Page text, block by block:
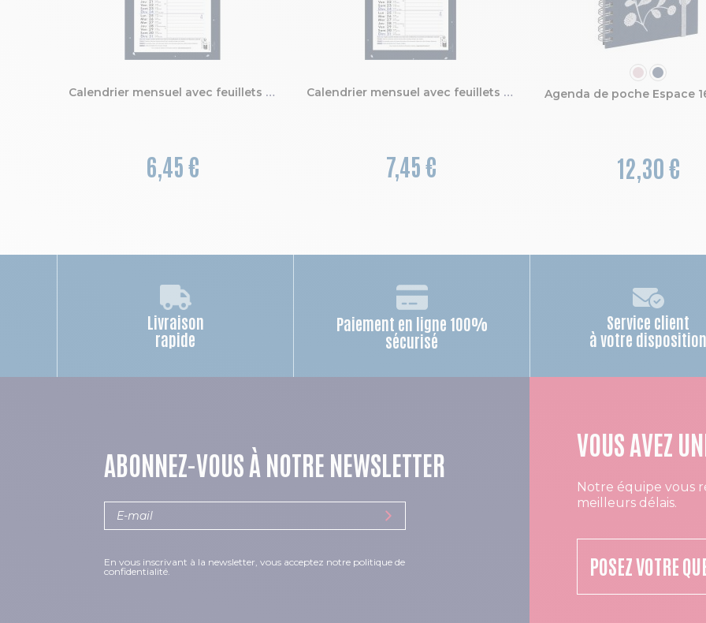
Calendrier mensuel avec feuillets détachables 13 x 23 cm sur carte illustrée Végétal 16 x 33 cm 2027
6,45 €
Calendrier mensuel avec feuillets détachables 15,5 x 28,5 cm sur carte illustrée Végétal 19 x 41 cm 2027
7,45 €
COULEUR
12,30 €
Livraison
rapide
Paiement en ligne 100%
sécurisé
Service client
à votre disposition
ABONNEZ-VOUS À NOTRE NEWSLETTER
En vous inscrivant à la newsletter, vous acceptez notre politique de
confidentialité.
VOUS AVEZ
Notre équipe vous
meilleurs délais.
POSEZ VOTRE